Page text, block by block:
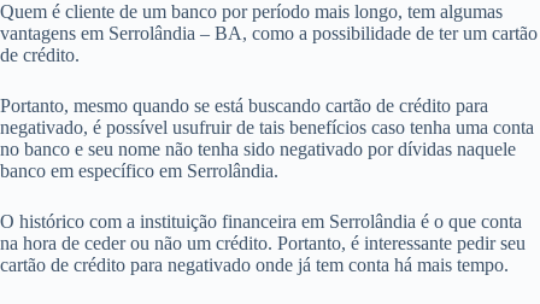
Quem é cliente de um banco por período mais longo, tem algumas
vantagens em Serrolândia – BA, como a possibilidade de ter um cartão
de crédito.
Portanto, mesmo quando se está buscando cartão de crédito para
negativado, é possível usufruir de tais benefícios caso tenha uma conta
no banco e seu nome não tenha sido negativado por dívidas naquele
banco em específico em Serrolândia.
O histórico com a instituição financeira em Serrolândia é o que conta
na hora de ceder ou não um crédito. Portanto, é interessante pedir seu
cartão de crédito para negativado onde já tem conta há mais tempo.